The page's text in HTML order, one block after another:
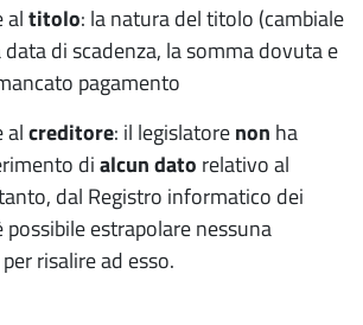
altitolo: la natura del titolo (cambiale
data di scadenza, la somma dovuta e
pagamento
alcreditore: il legislatorenon ha
dialcun dato relativo al
dal Registro informatico dei
estrapolare nessuna
risalire ad esso.